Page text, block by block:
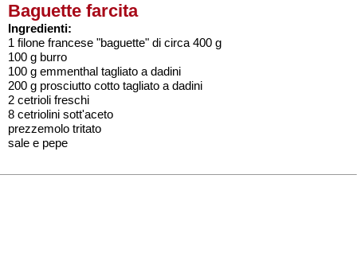
Baguette farcita
Ingredienti:
1 filone francese "baguette" di circa 400 g
100 g burro
100 g emmenthal tagliato a dadini
200 g prosciutto cotto tagliato a dadini
2 cetrioli freschi
8 cetriolini sott'aceto
prezzemolo tritato
sale e pepe